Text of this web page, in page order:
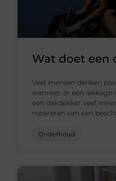
Wat doet een
Veel mensen denken
wanneer er een lekkage
een dakdekker veel
repareren van een
Onderhoud